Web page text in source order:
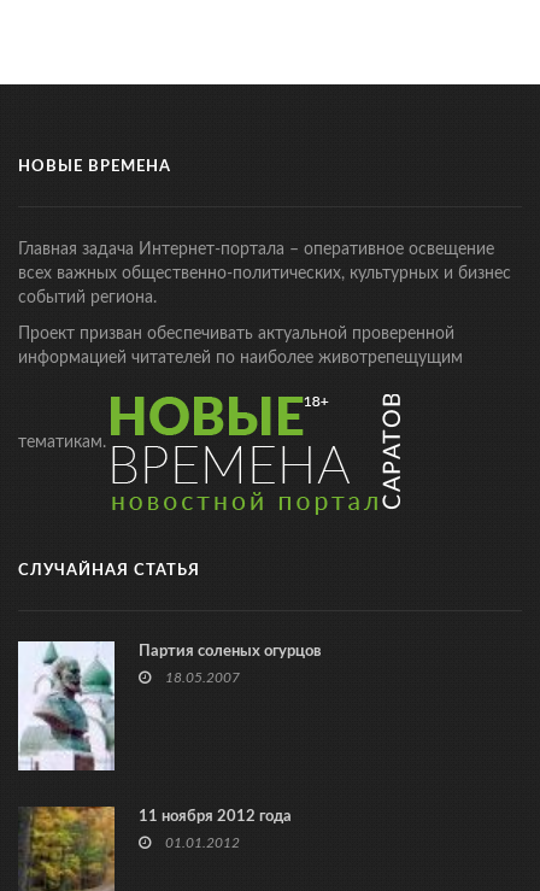
НОВЫЕ ВРЕМЕНА
Главная задача Интернет-портала – оперативное освещение
всех важных общественно-политических, культурных и бизнес
событий региона.
Проект призван обеспечивать актуальной проверенной
информацией читателей по наиболее животрепещущим
тематикам.
СЛУЧАЙНАЯ СТАТЬЯ
Партия соленых огурцов
18.05.2007
11 ноября 2012 года
01.01.2012